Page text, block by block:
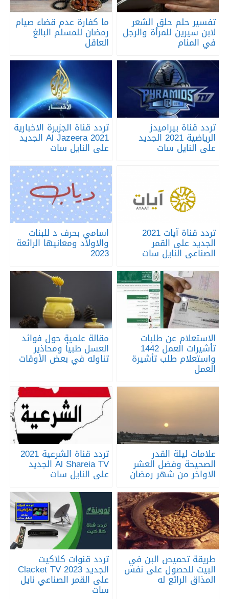
تفسير حلم حلق الشعر
لابن سيرين للمرأة والرجل
في المنام
ما كفارة عدم قضاء صيام
رمضان للمسلم البالغ
العاقل
تردد قناة بيراميدز
الرياضية 2021 الجديد
على النايل سات
تردد قناة الجزيرة الاخبارية
2021 Al Jazeera الجديد
على النايل سات
تردد قناة آيات 2021
الجديد على القمر
الصناعى النايل سات
اسامي بحرف د للبنات
والاولاد ومعانيها الرائعة
2023
الاستعلام عن طلبات
تأشيرات العمل 1442
واستعلام طلب تأشيرة
العمل
مقالة علمية حول فوائد
العسل طبياً ومحاذير
تناوله في بعض الأوقات
علامات ليلة القدر
الصحيحة وفضل العشر
الاواخر من شهر رمضان
تردد قناة الشرعية 2021
Al Shareia TV الجديد
على النايل سات
طريقة تحميص البن في
البيت للحصول على نفس
المذاق الرائع له
تردد قنوات كلاكيت
الجديد 2023 Clacket TV
على القمر الصناعي نايل
سات